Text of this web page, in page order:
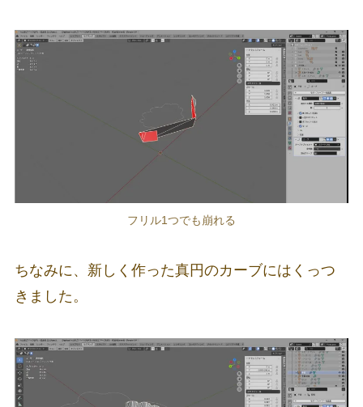
フリル1つでも崩れる
ちなみに、新しく作った真円のカーブにはくっつ
きました。